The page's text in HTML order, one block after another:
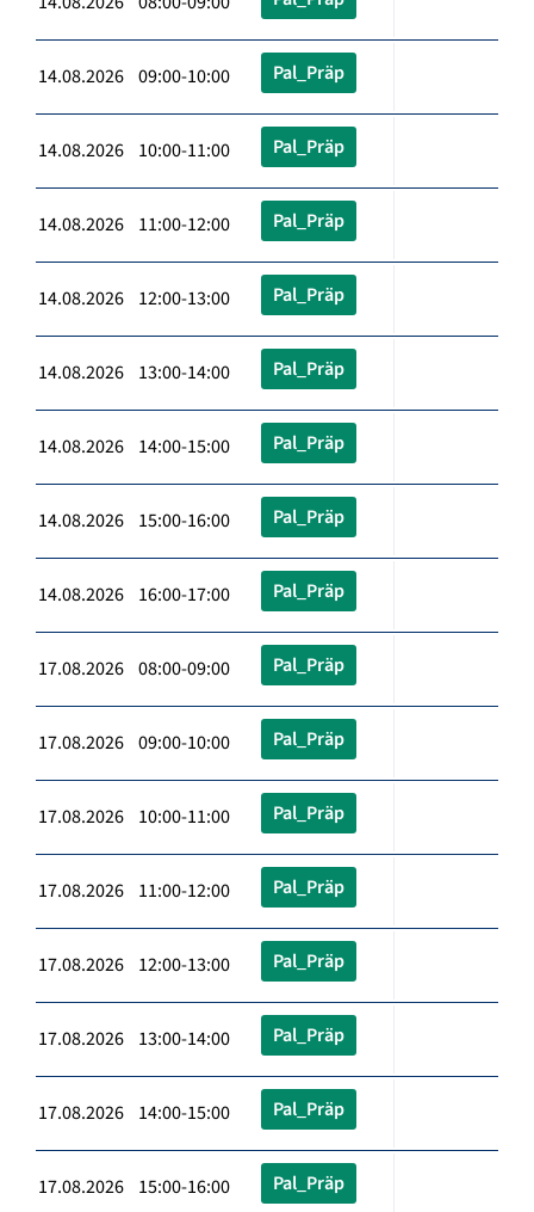
14.08.2026 09:00-10:00 Pal_Präp
14.08.2026 10:00-11:00 Pal_Präp
14.08.2026 11:00-12:00 Pal_Präp
14.08.2026 12:00-13:00 Pal_Präp
14.08.2026 13:00-14:00 Pal_Präp
14.08.2026 14:00-15:00 Pal_Präp
14.08.2026 15:00-16:00 Pal_Präp
14.08.2026 16:00-17:00 Pal_Präp
17.08.2026 08:00-09:00 Pal_Präp
17.08.2026 09:00-10:00 Pal_Präp
17.08.2026 10:00-11:00 Pal_Präp
17.08.2026 11:00-12:00 Pal_Präp
17.08.2026 12:00-13:00 Pal_Präp
17.08.2026 13:00-14:00 Pal_Präp
17.08.2026 14:00-15:00 Pal_Präp
17.08.2026 15:00-16:00 Pal_Präp